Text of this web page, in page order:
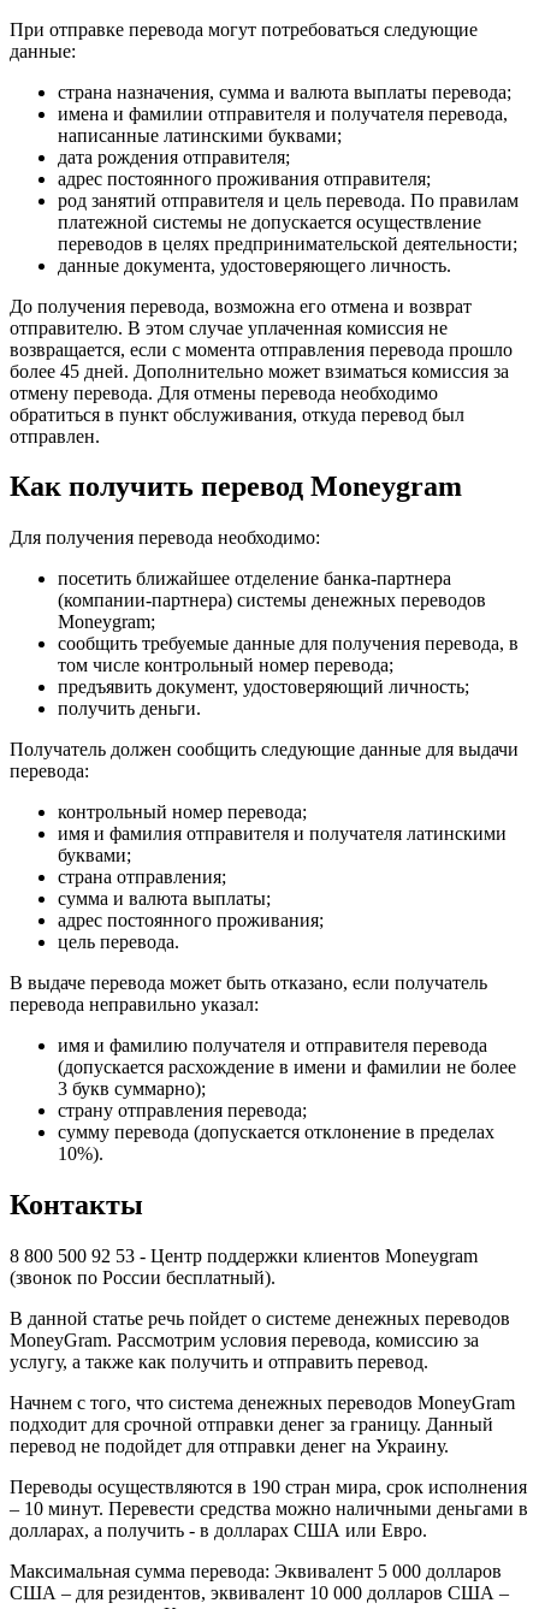
При отправке перевода могут потребоваться следующие
данные:
страна назначения, сумма и валюта выплаты перевода;
имена и фамилии отправителя и получателя перевода,
написанные латинскими буквами;
дата рождения отправителя;
адрес постоянного проживания отправителя;
род занятий отправителя и цель перевода. По правилам
платежной системы не допускается осуществление
переводов в целях предпринимательской деятельности;
данные документа, удостоверяющего личность.
До получения перевода, возможна его отмена и возврат
отправителю. В этом случае уплаченная комиссия не
возвращается, если с момента отправления перевода прошло
более 45 дней. Дополнительно может взиматься комиссия за
отмену перевода. Для отмены перевода необходимо
обратиться в пункт обслуживания, откуда перевод был
отправлен.
Как получить перевод Moneygram
Для получения перевода необходимо:
посетить ближайшее отделение банка-партнера
(компании-партнера) системы денежных переводов
Moneygram;
сообщить требуемые данные для получения перевода, в
том числе контрольный номер перевода;
предъявить документ, удостоверяющий личность;
получить деньги.
Получатель должен сообщить следующие данные для выдачи
перевода:
контрольный номер перевода;
имя и фамилия отправителя и получателя латинскими
буквами;
страна отправления;
сумма и валюта выплаты;
адрес постоянного проживания;
цель перевода.
В выдаче перевода может быть отказано, если получатель
перевода неправильно указал:
имя и фамилию получателя и отправителя перевода
(допускается расхождение в имени и фамилии не более
3 букв суммарно);
страну отправления перевода;
сумму перевода (допускается отклонение в пределах
10%).
Контакты
8 800 500 92 53 - Центр поддержки клиентов Moneygram
(звонок по России бесплатный).
В данной статье речь пойдет о системе денежных переводов
MoneyGram. Рассмотрим условия перевода, комиссию за
услугу, а также как получить и отправить перевод.
Начнем с того, что система денежных переводов MoneyGram
подходит для срочной отправки денег за границу. Данный
перевод не подойдет для отправки денег на Украину.
Переводы осуществляются в 190 стран мира, срок исполнения
– 10 минут. Перевести средства можно наличными деньгами в
долларах, а получить - в долларах США или Евро.
Максимальная сумма перевода: Эквивалент 5 000 долларов
США – для резидентов, эквивалент 10 000 долларов США –